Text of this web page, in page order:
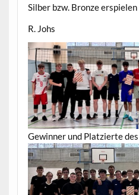
Silber bzw. Bronze
R. Johs
Gewinner und Platzierte